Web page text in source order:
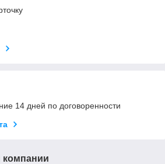
14 дней по договоренности